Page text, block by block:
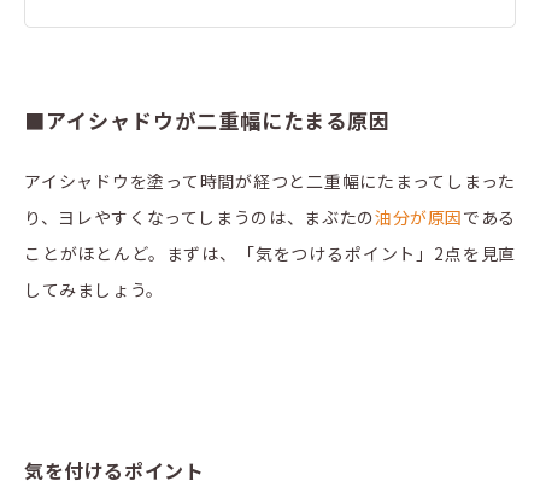
■アイシャドウが二重幅にたまる原因
アイシャドウを塗って時間が経つと二重幅にたまってしまった
り、ヨレやすくなってしまうのは、まぶたの油分が原因である
ことがほとんど。まずは、「気をつけるポイント」2点を見直
してみましょう。
気を付けるポイント